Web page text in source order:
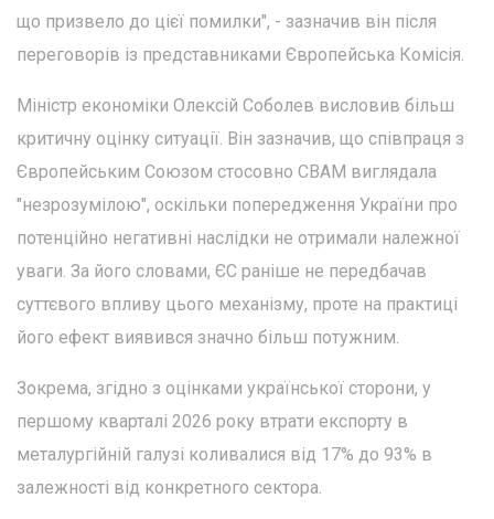
що призвело до цієї помилки", - зазначив він після
переговорів із представниками Європейська Комісія.
Міністр економіки Олексій Соболев висловив більш
критичну оцінку ситуації. Він зазначив, що співпраця з
Європейським Союзом стосовно CBAM виглядала
"незрозумілою", оскільки попередження України про
потенційно негативні наслідки не отримали належної
уваги. За його словами, ЄС раніше не передбачав
суттєвого впливу цього механізму, проте на практиці
його ефект виявився значно більш потужним.
Зокрема, згідно з оцінками української сторони, у
першому кварталі 2026 року втрати експорту в
металургійній галузі коливалися від 17% до 93% в
залежності від конкретного сектора.